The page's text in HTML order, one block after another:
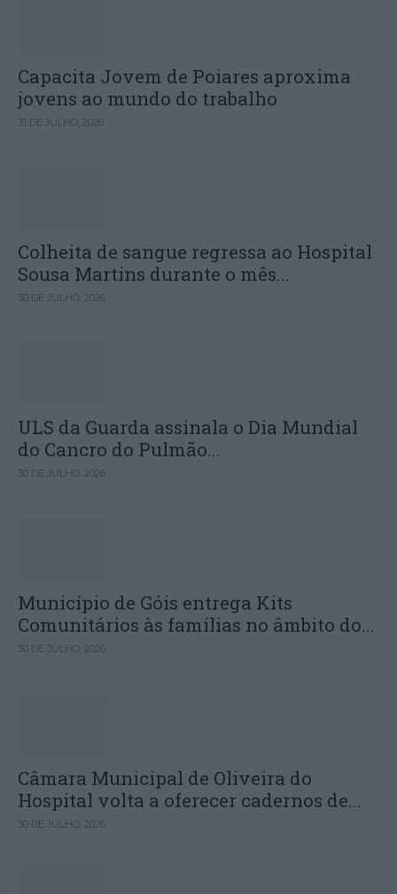
Capacita Jovem de Poiares aproxima
jovens ao mundo do trabalho
31 DE JULHO, 2026
Colheita de sangue regressa ao Hospital
Sousa Martins durante o mês...
30 DE JULHO, 2026
ULS da Guarda assinala o Dia Mundial
do Cancro do Pulmão...
30 DE JULHO, 2026
Município de Góis entrega Kits
Comunitários às famílias no âmbito do...
30 DE JULHO, 2026
Câmara Municipal de Oliveira do
Hospital volta a oferecer cadernos de...
30 DE JULHO, 2026